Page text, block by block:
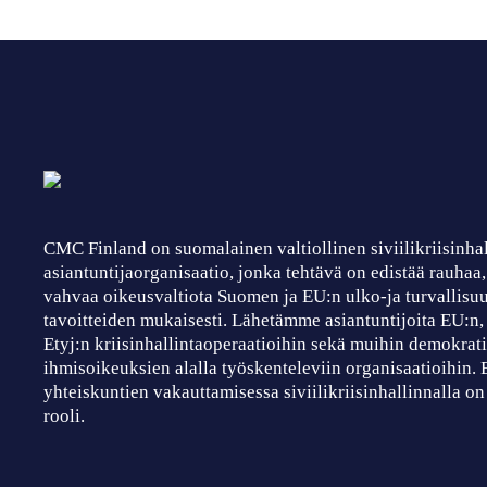
CMC Finland on suomalainen valtiollinen
asiantuntijaorganisaatio, jonka tehtävä on edistää
vahvaa oikeusvaltiota Suomen ja EU:n ulko-ja
tavoitteiden mukaisesti. Lähetämme asiantuntijoita
Etyj:n kriisinhallintaoperaatioihin sekä muihin
ihmisoikeuksien alalla työskenteleviin organisaatioihin.
yhteiskuntien vakauttamisessa siviilikriisinhallinnalla on
rooli.